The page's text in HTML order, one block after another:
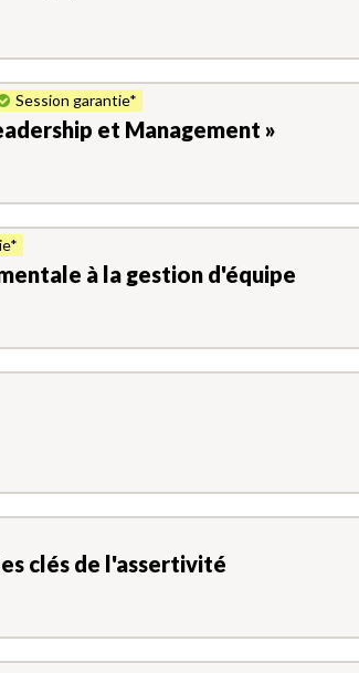
Session garantie*
et Management »
à la gestion d'équipe
clés de l'assertivité